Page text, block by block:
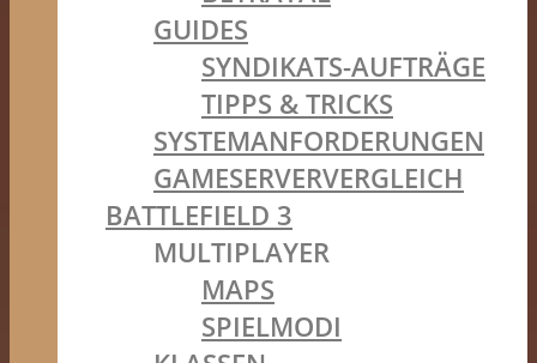
GUIDES
SYNDIKATS-AUFTRÄGE
TIPPS & TRICKS
SYSTEMANFORDERUNGEN
GAMESERVERVERGLEICH
BATTLEFIELD 3
MULTIPLAYER
MAPS
SPIELMODI